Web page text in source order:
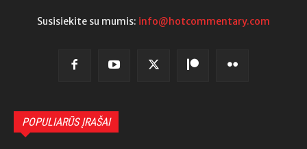
Susisiekite su mumis: info@hotcommentary.com
POPULIARŪS ĮRAŠAI